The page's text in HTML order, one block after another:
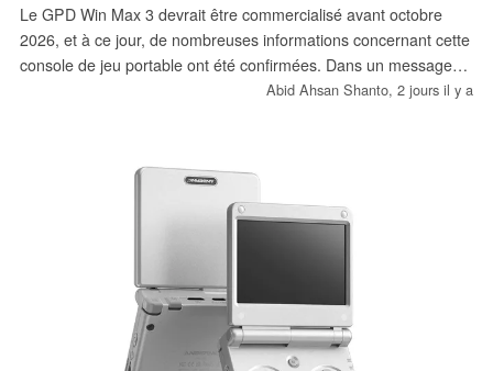
Le GPD Win Max 3 devrait être commercialisé avant octobre
2026, et à ce jour, de nombreuses informations concernant cette
console de jeu portable ont été confirmées. Dans un message
détaillé publié sur Weibo, la société vient de dévoiler les
Abid Ahsan Shanto, 2 jours il y a